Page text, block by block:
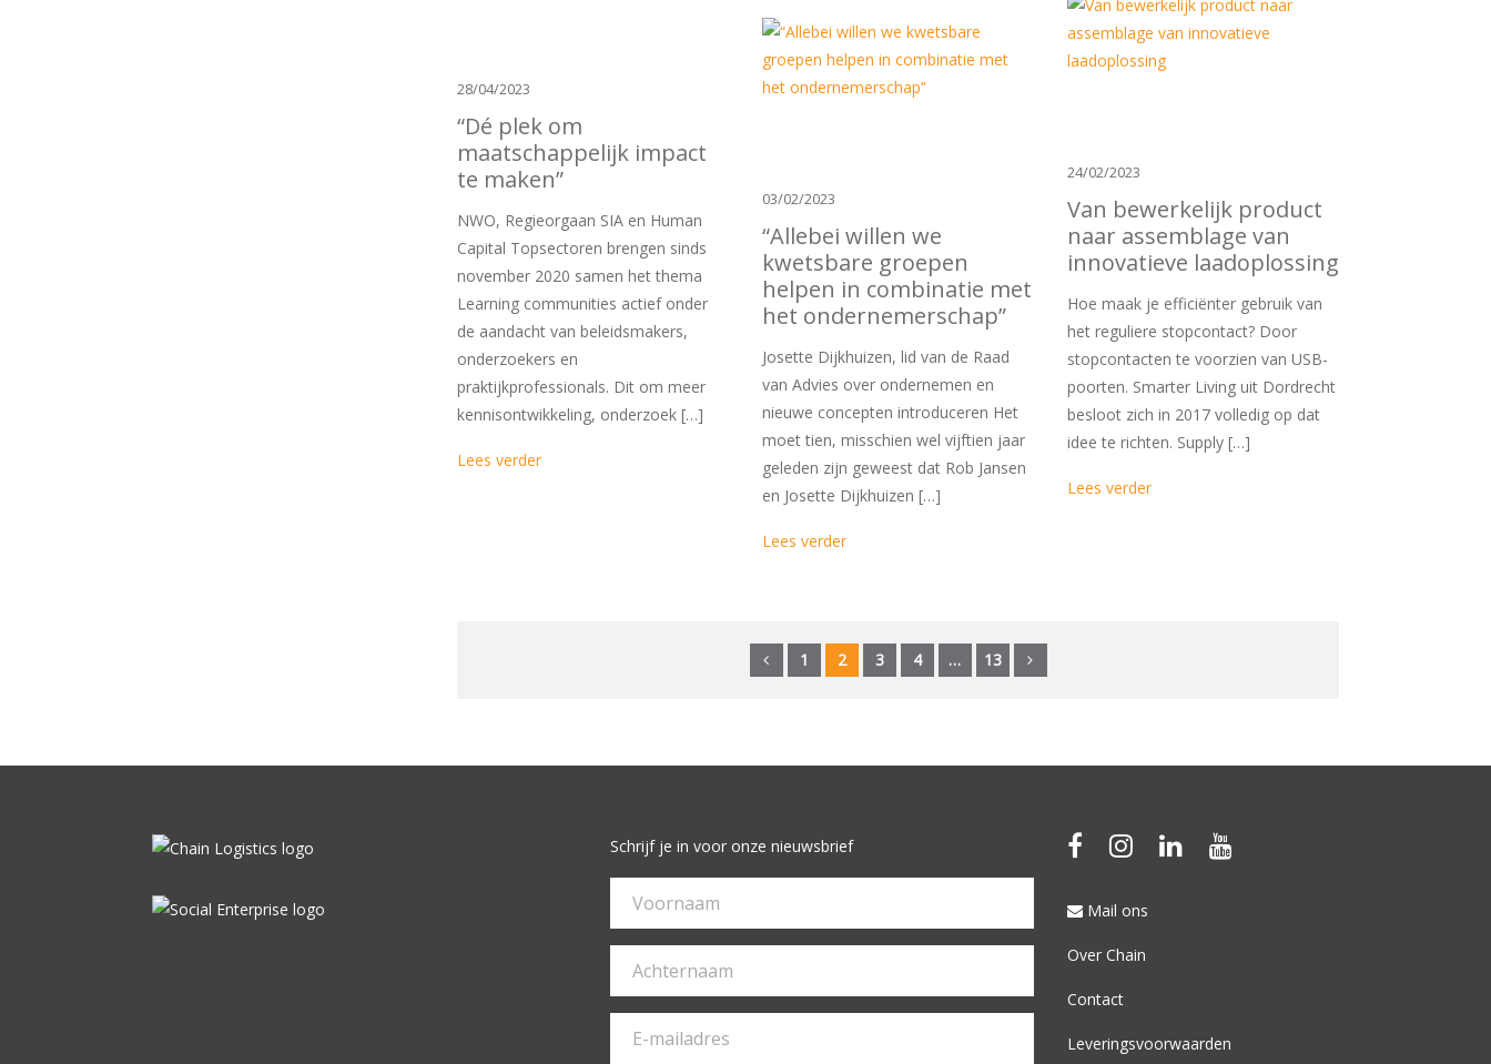
28/04/2023
“Dé plek om
maatschappelijk impact
te maken”
NWO, Regieorgaan SIA en Human
Capital Topsectoren brengen sinds
november 2020 samen het thema
Learning communities actief onder
de aandacht van beleidsmakers,
onderzoekers en
praktijkprofessionals. Dit om meer
kennisontwikkeling, onderzoek […]
Lees verder
24/02/2023
Van bewerkelijk product
naar assemblage van
innovatieve laadoplossing
Hoe maak je efficiënter gebruik van
het reguliere stopcontact? Door
stopcontacten te voorzien van USB-
poorten. Smarter Living uit Dordrecht
besloot zich in 2017 volledig op dat
idee te richten. Supply […]
Lees verder
03/02/2023
“Allebei willen we
kwetsbare groepen
helpen in combinatie met
het ondernemerschap”
Josette Dijkhuizen, lid van de Raad
van Advies over ondernemen en
nieuwe concepten introduceren Het
moet tien, misschien wel vijftien jaar
geleden zijn geweest dat Rob Jansen
en Josette Dijkhuizen […]
Lees verder
1 2 3 4 … 13
Schrijf je in voor onze nieuwsbrief
Mail ons
Over Chain
Contact
Leveringsvoorwaarden